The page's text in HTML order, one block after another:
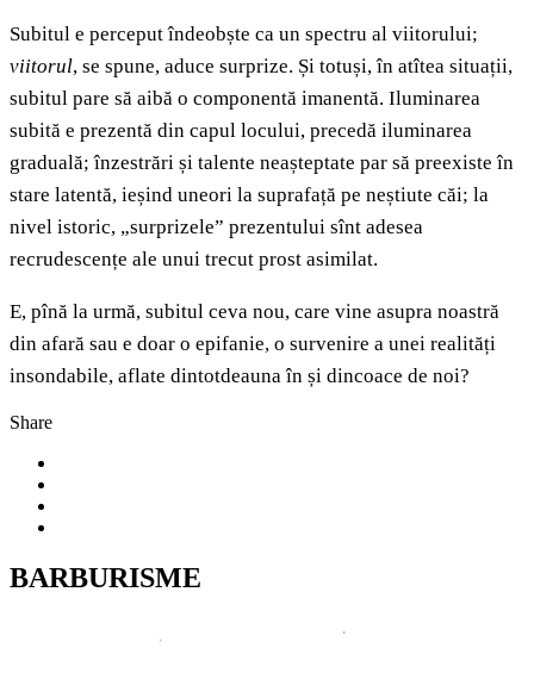
Subitul e perceput îndeobște ca un spectru al viitorului;
viitorul, se spune, aduce surprize. Și totuși, în atîtea situații,
subitul pare să aibă o componentă imanentă. Iluminarea
subită e prezentă din capul locului, precedă iluminarea
graduală; înzestrări și talente neașteptate par să preexiste în
stare latentă, ieșind uneori la suprafață pe neștiute căi; la
nivel istoric, „surprizele” prezentului sînt adesea
recrudescențe ale unui trecut prost asimilat.
E, pînă la urmă, subitul ceva nou, care vine asupra noastră
din afară sau e doar o epifanie, o survenire a unei realități
insondabile, aflate dintotdeauna în și dincoace de noi?
Share
BARBURISME